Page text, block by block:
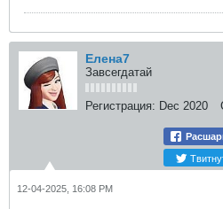
Елена7
Завсегдатай
Регистрация: Dec 2020
12-04-2025, 16:08 PM